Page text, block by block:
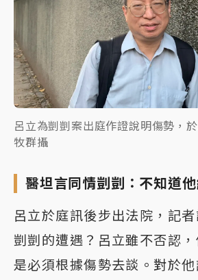
呂立為剴剴案出庭作證說明傷勢，
牧群攝
醫坦言同情剴剴：不知道
呂立於庭訊後步出法院，記
剴剴的遭遇？呂立雖不否認
是必須根據傷勢去談。對於